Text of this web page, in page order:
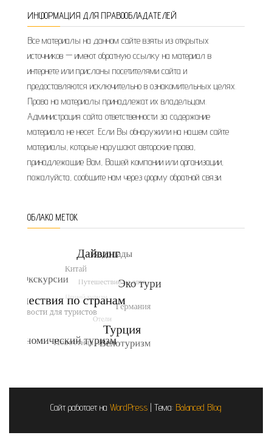
ИНФОРМАЦИЯ ДЛЯ ПРАВООБЛАДАТЕЛЕЙ
Все материалы на данном сайте взяты из открытых
источников — имеют обратную ссылку на материал в
интернете или присланы посетителями сайта и
предоставляются исключительно в ознакомительных целях.
Права на материалы принадлежат их владельцам.
Администрация сайта ответственности за содержание
материала не несет. Если Вы обнаружили на нашем сайте
материалы, которые нарушают авторские права,
принадлежащие Вам, Вашей компании или организации,
пожалуйста, сообщите нам через форму обратной связи.
ОБЛАКО МЕТОК
Сайт работает на WordPress | Тема: Balanced Blog